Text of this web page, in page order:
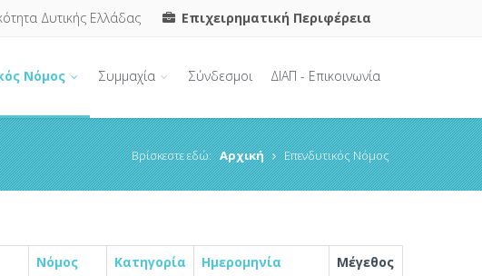
Δυτικής Ελλάδας Επιχειρηματική Περιφέρεια
Νόμος Συμμαχία Σύνδεσμοι ΔΙΑΠ - Επικοινωνία
Βρίσκεστε εδώ: Αρχική Επενδυτικός Νόμος
Νόμος Κατηγορία Ημερομηνία Μέγεθος